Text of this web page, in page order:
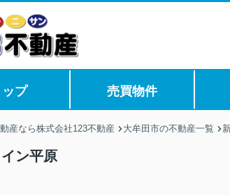
ップ 売買物件
産なら株式会社123不動産 大牟田市の不動産一覧
ン平原